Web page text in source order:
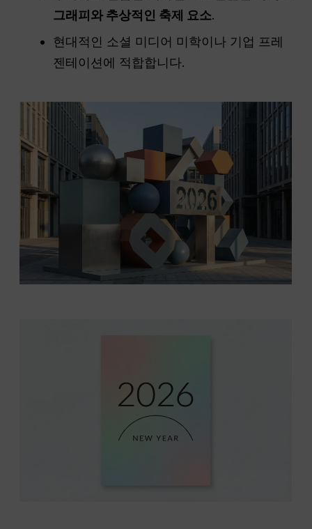
그래피와 추상적인 축제 요소.
현대적인 소셜 미디어 미학이나 기업 프레
젠테이션에 적합합니다.